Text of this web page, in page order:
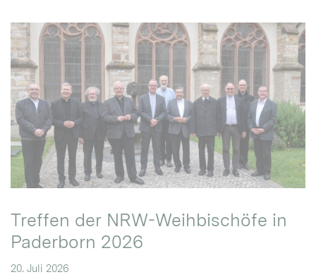
Treffen der NRW-Weihbischöfe in
Paderborn 2026
20. Juli 2026